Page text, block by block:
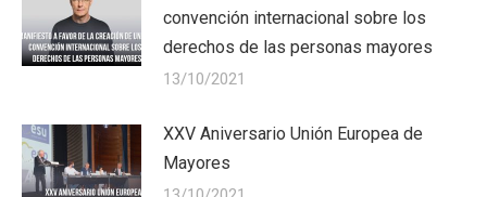
convención internacional sobre los
derechos de las personas mayores
13/10/2021
XXV Aniversario Unión Europea de
Mayores